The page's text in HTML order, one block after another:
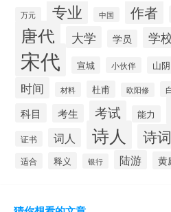
万元 专业 中国 作者
唐代 大学 学员 学
宋代 宣城 小伙伴 山阴
时间 材料 杜甫 欧阳修
科目 考生 考试 能力
证书 词人 诗人 诗词
适合
释义 银行 陆游 黄